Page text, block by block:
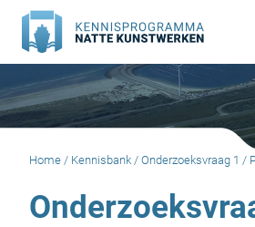
Doorgaan
naar
inhoud
Home / Kennisbank / Onderzoeksvraag 1 /